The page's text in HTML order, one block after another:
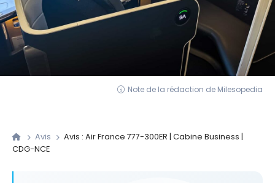
Note de la rédaction de Milesopedia
Avis
Avis : Air France 777-300ER | Cabine Business |
CDG-NCE